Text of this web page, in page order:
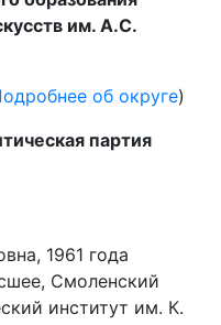
им. А.С.
об округе)
партия
1961 года
Смоленский
институт им. К.